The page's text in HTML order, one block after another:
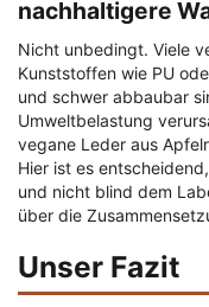
nachhaltigere
Nicht unbedingt. Viele
Kunststoffen wie PU
und schwer abbaubar
Umweltbelastung
vegane Leder aus
Hier ist es
und nicht blind dem
über die
Unser Fazit